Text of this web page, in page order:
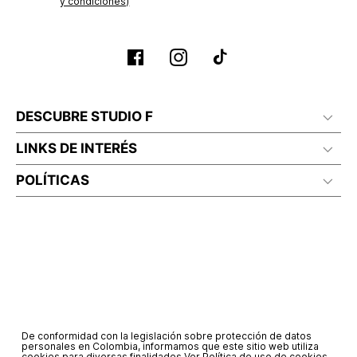
DESCUBRE STUDIO F
LINKS DE INTERÉS
POLÍTICAS
De conformidad con la legislación sobre protección de datos
personales en Colombia, informamos que este sitio web utiliza